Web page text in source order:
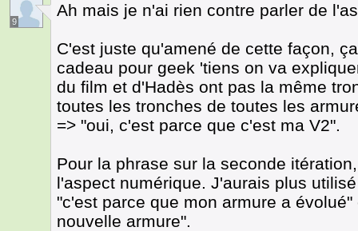
9
Ah mais je n'ai rien contre parler de
C'est juste qu'amené de cette façon,
cadeau pour geek 'tiens on va
du film et d'Hadès ont pas la même
toutes les tronches de toutes les
=> "oui, c'est parce que c'est ma V2".
Pour la phrase sur la seconde
l'aspect numérique. J'aurais plus
"c'est parce que mon armure a
nouvelle armure".